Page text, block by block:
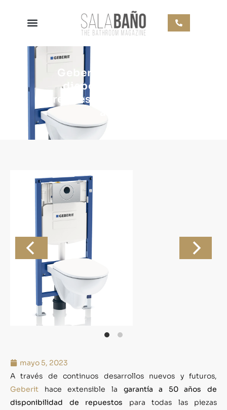
Geberit garantiza la
disponibilidad de
repuestos durante 50
mayo 5, 2023
A través de continuos desarrollos nuevos y futuros,
Geberit hace extensible la garantía a 50 años de
disponibilidad de repuestos para todas las piezas